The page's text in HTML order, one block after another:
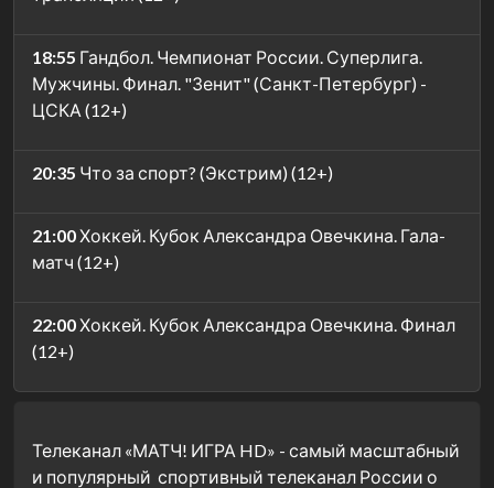
18:55 Гандбол. Чемпионат России. Суперлига.
Мужчины. Финал. "Зенит" (Санкт-Петербург) -
ЦСКА (12+)
20:35 Что за спорт? (Экстрим) (12+)
21:00Хоккей. Кубок Александра Овечкина. Гала-
матч (12+)
22:00Хоккей. Кубок Александра Овечкина. Финал
(12+)
Телеканал «МАТЧ! ИГРА HD» - самый масштабный
и популярный спортивный телеканал России о